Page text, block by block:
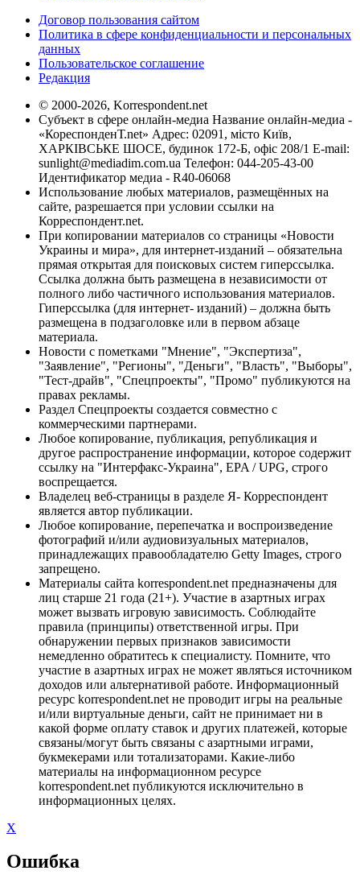
Договор пользования сайтом
Политика в сфере конфиденциальности и персональных
данных
Пользовательское соглашение
Редакция
© 2000-2026, Korrespondent.net
Субъект в сфере онлайн-медиа Название онлайн-медиа -
«КореспонденТ.net» Адрес: 02091, місто Київ,
ХАРКІВСЬКЕ ШОСЕ, будинок 172-Б, офіс 208/1 E-mail:
sunlight@mediadim.com.ua Телефон: 044-205-43-00
Идентификатор медиа - R40-06068
Использование любых материалов, размещённых на
сайте, разрешается при условии ссылки на
Корреспондент.net.
При копировании материалов со страницы «Новости
Украины и мира», для интернет-изданий – обязательна
прямая открытая для поисковых систем гиперссылка.
Ссылка должна быть размещена в независимости от
полного либо частичного использования материалов.
Гиперссылка (для интернет- изданий) – должна быть
размещена в подзаголовке или в первом абзаце
материала.
Новости с пометками "Мнение", "Экспертиза",
"Заявление", "Регионы", "Деньги", "Власть", "Выборы",
"Тест-драйв", "Спецпроекты", "Промо" публикуются на
правах рекламы.
Раздел Спецпроекты создается совместно с
коммерческими партнерами.
Любое копирование, публикация, републикация и
другое распространение информации, которое содержит
ссылку на "Интерфакс-Украина", EPA / UPG, строго
воспрещается.
Владелец веб-страницы в разделе Я- Корреспондент
является автор публикации.
Любое копирование, перепечатка и воспроизведение
фотографий и/или аудиовизуальных материалов,
принадлежащих правообладателю Getty Images, строго
запрещено.
Материалы сайта korrespondent.net предназначены для
лиц старше 21 года (21+). Участие в азартных играх
может вызвать игровую зависимость. Соблюдайте
правила (принципы) ответственной игры. При
обнаружении первых признаков зависимости
немедленно обратитесь к специалисту. Помните, что
участие в азартных играх не может являться источником
доходов или альтернативой работе. Информационный
ресурс korrespondent.net не проводит игры на реальные
и/или виртуальные деньги, сайт не принимает ни в
какой форме оплату ставок и других платежей, которые
связаны/могут быть связаны с азартными играми,
букмекерами или тотализаторами. Какие-либо
материалы на информационном ресурсе
korrespondent.net публикуются исключительно в
информационных целях.
X
Ошибка